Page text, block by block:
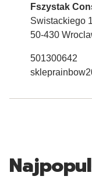
Fszystak
Swistackiego
50-430
501300642